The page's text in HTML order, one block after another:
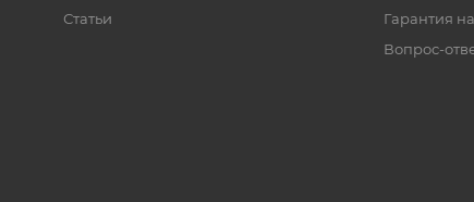
Статьи
Гарантия
Вопрос-